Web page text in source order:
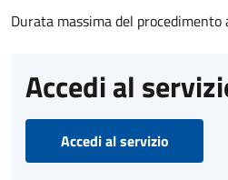
Durata massima del
Accedi al
Accedi al servizio